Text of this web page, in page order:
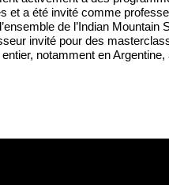
et a été invité comme
de l’Indian Mountain
invité pour des
notamment en